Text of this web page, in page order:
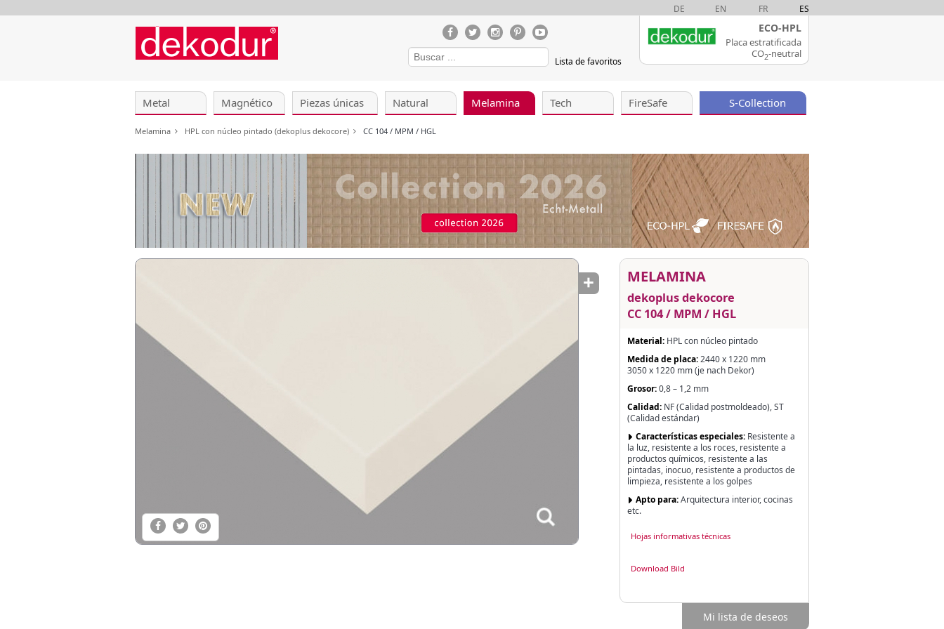
DE EN FR ES
Lista de favoritos
ECO-HPL
Placa estratificada
CO2-neutral
Metal Magnético Piezas únicas Natural Melamina Tech FireSafe S-Collection
Melamina HPL con núcleo pintado (dekoplus dekocore) CC 104 / MPM / HGL
MELAMINA
dekoplus dekocore
CC 104 / MPM / HGL
Material: HPL con núcleo pintado
Medida de placa:2440 x 1220 mm
3050 x 1220 mm (je nach Dekor)
Grosor:0,8 – 1,2 mm
Calidad: NF (Calidad postmoldeado), ST
(Calidad estándar)
Características especiales: Resistente a
la luz, resistente a los roces, resistente a
productos químicos, resistente a las
pintadas, inocuo, resistente a productos de
limpieza, resistente a los golpes
Apto para:Arquitectura interior, cocinas
etc.
Hojas informativas técnicas
Download Bild
Mi lista de deseos